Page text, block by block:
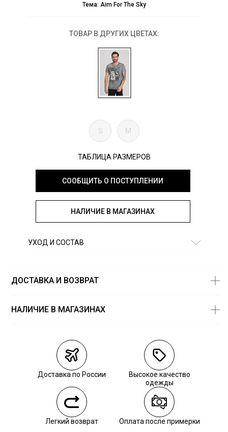
Тема: Aim For The Sky
ТОВАР В ДРУГИХ ЦВЕТАХ:
S M
ТАБЛИЦА РАЗМЕРОВ
СООБЩИТЬ О ПОСТУПЛЕНИИ
НАЛИЧИЕ В МАГАЗИНАХ
УХОД И СОСТАВ
ДОСТАВКА И ВОЗВРАТ
Курьерская доставка СДЭК
Самовывоз из пункта выдачи СДЭК
Самовывоз из наших магазинов
Курьерская доставка СДЭК
Самовывоз из пункта выдачи СДЭК
НАЛИЧИЕ В МАГАЗИНАХ
Доставка по России
Высокое качество
одежды
Легкий возврат Оплата после примерки